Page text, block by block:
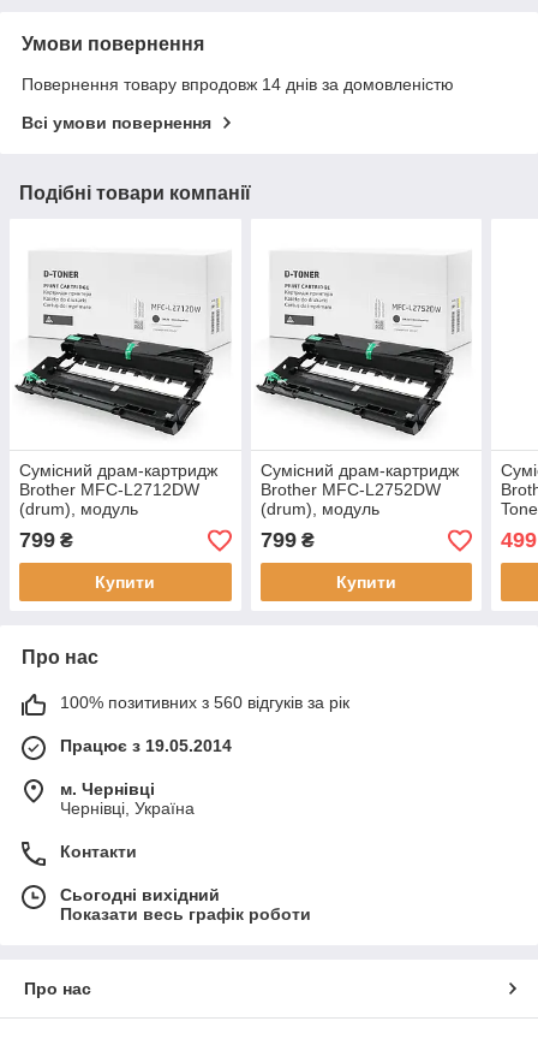
Умови повернення
Повернення товару впродовж 14 днів за домовленістю
Всі умови повернення
Подібні товари компанії
Сумісний драм-картридж
Brother MFC-L2712DW
(drum), модуль
фотобарабан, 12.000
стор., аналог від Gravitone
799 ₴
Купити
Сумісний драм-картридж
Brother MFC-L2752DW
(drum), модуль
фотобарабан, 12.000
стор., аналог від Gravitone
799₴
Купити
499
Про нас
100% позитивних з 560 відгуків за рік
Працює з 19.05.2014
м. Чернівці
Чернівці, Україна
Контакти
Сьогодні вихідний
Показати весь графік роботи
Про нас